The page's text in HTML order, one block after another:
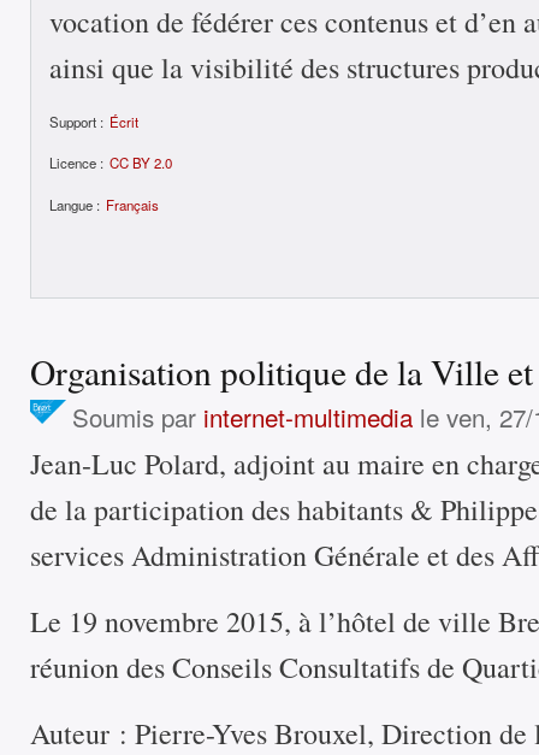
vocation de fédérer ces contenus et
ainsi que la visibilité des structures
Support : Écrit
Licence : CC BY 2.0
Langue : Français
Organisation politique de la Ville
Soumis par internet-multimedia le ven,
Jean-Luc Polard, adjoint au maire en
de la participation des habitants &
services Administration Générale et des
Le 19 novembre 2015, à l’hôtel de ville
réunion des Conseils Consultatifs de
Auteur : Pierre-Yves Brouxel, Direction